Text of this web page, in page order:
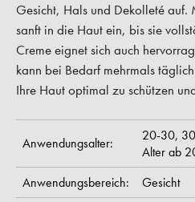
Gesicht, Hals und Dekolleté auf.
sanft in die Haut ein, bis sie
Creme eignet sich auch
kann bei Bedarf mehrmals
Ihre Haut optimal zu schützen
Anwendungsalter: 20-30,
Alter ab
Anwendungsbereich:
Gesicht